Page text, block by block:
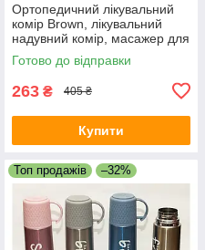
Ортопедичний лікувальний
комір Brown, лікувальний
надувний комір, масажер для
шиї
Готово до відправки
263 ₴ 405 ₴
Купити
Топ продажів –32%